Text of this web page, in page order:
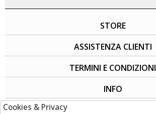
STORE
ASSISTENZA CLIENTI
TERMINI E CONDIZIONI
INFO
Cookies & Privacy